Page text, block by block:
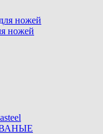
ножей
ножей